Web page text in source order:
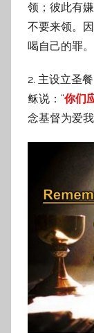
领；彼此有
不要来领。
喝自己的罪。
2. 主设立圣
稣说：“你们
念基督为爱